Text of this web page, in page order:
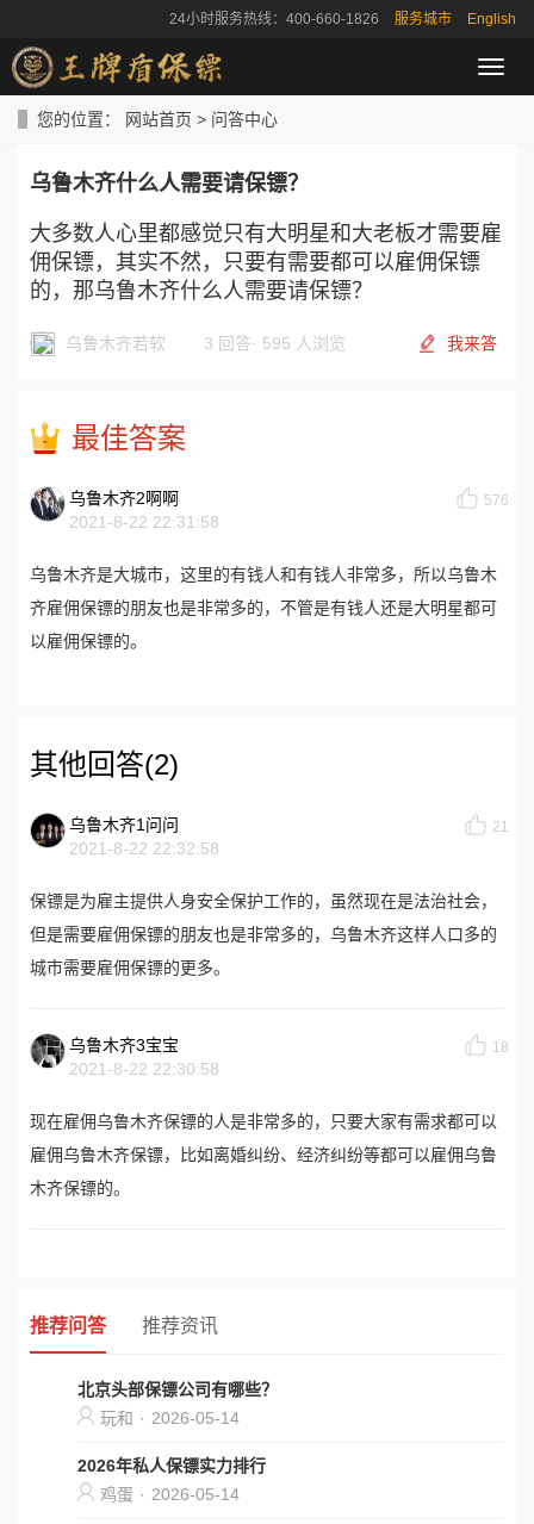
24小时服务热线：400-660-1826 服务城市 English
导
航
您的位置： 网站首页 > 问答中心
乌鲁木齐什么人需要请保镖？
大多数人心里都感觉只有大明星和大老板才需要雇
佣保镖，其实不然，只要有需要都可以雇佣保镖
的，那乌鲁木齐什么人需要请保镖？
乌鲁木齐若软 3 回答· 595 人浏览 我来答
最佳答案
乌鲁木齐2啊啊
2021-8-22 22:31:58
576
乌鲁木齐是大城市，这里的有钱人和有钱人非常多，所以乌鲁木
齐雇佣保镖的朋友也是非常多的，不管是有钱人还是大明星都可
以雇佣保镖的。
其他回答(2)
乌鲁木齐1问问
2021-8-22 22:32:58
21
保镖是为雇主提供人身安全保护工作的，虽然现在是法治社会，
但是需要雇佣保镖的朋友也是非常多的，乌鲁木齐这样人口多的
城市需要雇佣保镖的更多。
乌鲁木齐3宝宝
2021-8-22 22:30:58
18
现在雇佣乌鲁木齐保镖的人是非常多的，只要大家有需求都可以
雇佣乌鲁木齐保镖，比如离婚纠纷、经济纠纷等都可以雇佣乌鲁
木齐保镖的。
推荐问答 推荐资讯
北京头部保镖公司有哪些？
玩和 · 2026-05-14
2026年私人保镖实力排行
鸡蛋 · 2026-05-14